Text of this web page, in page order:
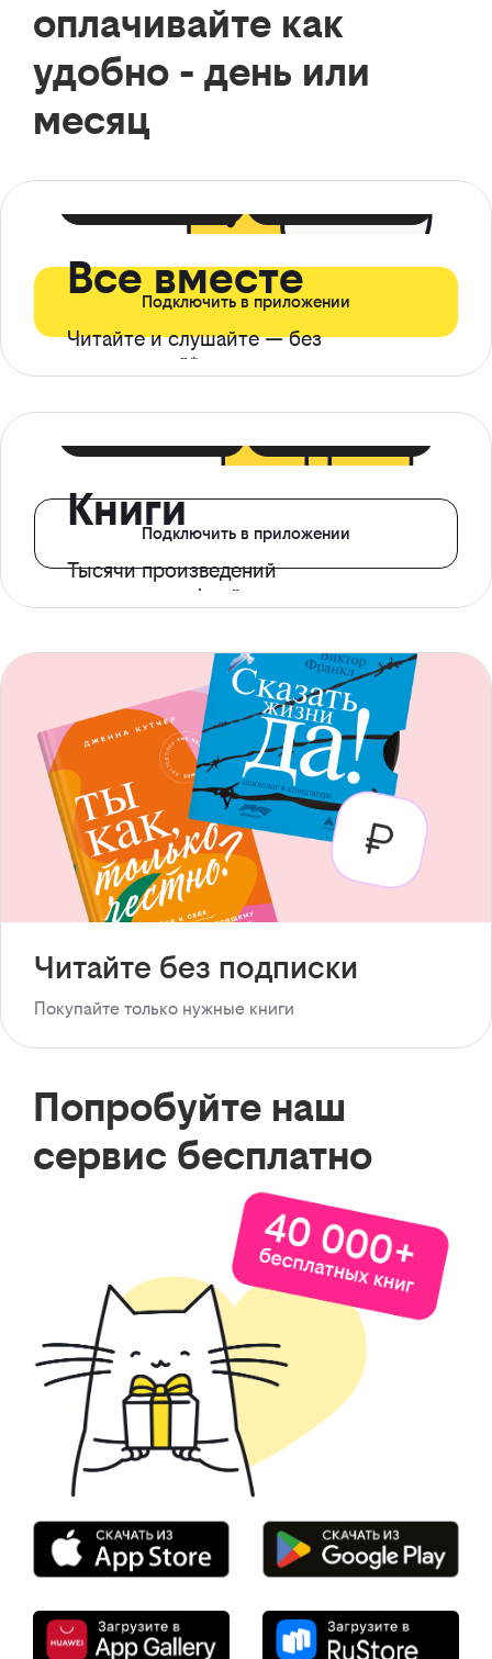
оплачивайте как
удобно - день или
месяц
Все вместе
Читайте и слушайте — без
ограничений*
Подключить в приложении
Книги
Тысячи произведений
с доступом офлайн
Подключить в приложении
Читайте без подписки
Покупайте только нужные книги
Попробуйте наш
сервис бесплатно